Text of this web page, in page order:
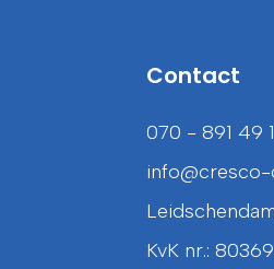
Contact
070 - 891 49
info@cresco-
KvK nr.: